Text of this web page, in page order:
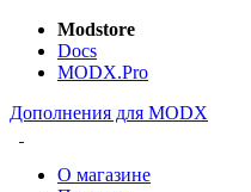
Modstore
Docs
MODX.Pro
Дополнения для MODX
О магазине